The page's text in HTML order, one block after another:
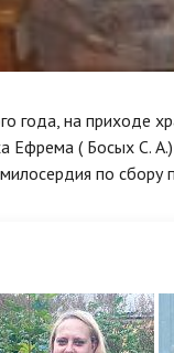
года, на приходе
Ефрема ( Босых С. А.)
по